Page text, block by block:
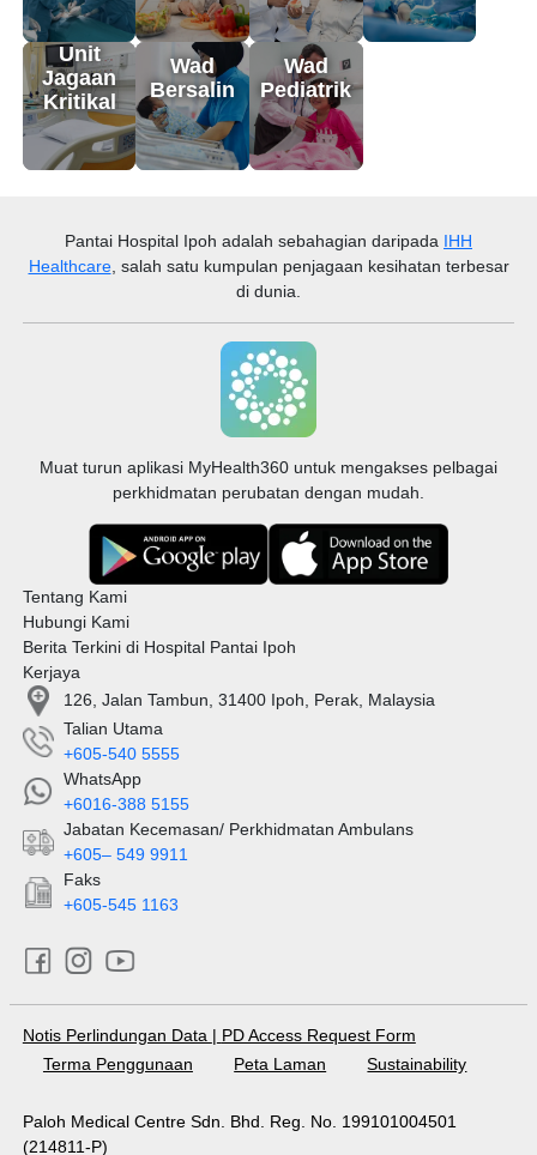
Unit
Jagaan
Kritikal
Wad
Bersalin
Wad
Pediatrik
Pantai Hospital Ipoh adalah sebahagian daripada IHH
Healthcare, salah satu kumpulan penjagaan kesihatan terbesar
di dunia.
Muat turun aplikasi MyHealth360 untuk mengakses pelbagai
perkhidmatan perubatan dengan mudah.
Tentang Kami
Hubungi Kami
Berita Terkini di Hospital Pantai Ipoh
Kerjaya
126, Jalan Tambun, 31400 Ipoh, Perak, Malaysia
Talian Utama
+605-540 5555
WhatsApp
+6016-388 5155
Jabatan Kecemasan/ Perkhidmatan Ambulans
+605– 549 9911
Faks
+605-545 1163
Notis Perlindungan Data | PD Access Request Form
Terma Penggunaan
Peta Laman Sustainability
Paloh Medical Centre Sdn. Bhd. Reg. No. 199101004501
(214811-P)